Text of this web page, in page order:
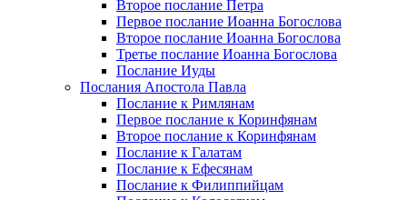
Второе послание Петра
Первое послание Иоанна Богослова
Второе послание Иоанна Богослова
Третье послание Иоанна Богослова
Послание Иуды
Послания Апостола Павла
Послание к Римлянам
Первое послание к Коринфянам
Второе послание к Коринфянам
Послание к Галатам
Послание к Ефесянам
Послание к Филиппийцам